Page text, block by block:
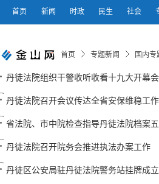
首页 新闻 时政 民生 社会
首页 专题新闻 国内专
丹徒法院组织干警收听收看十九大开幕会
丹徒法院召开会议传达全省安保维稳工
省法院、市中院检查指导丹徒法院档案
丹徒法院召开院务会推进执法办案工作
丹徒区公安局驻丹徒法院警务站挂牌成立